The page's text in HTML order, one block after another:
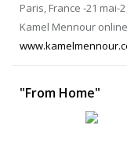
Paris, France -21 mai-
Kamel Mennour online
"From Home"